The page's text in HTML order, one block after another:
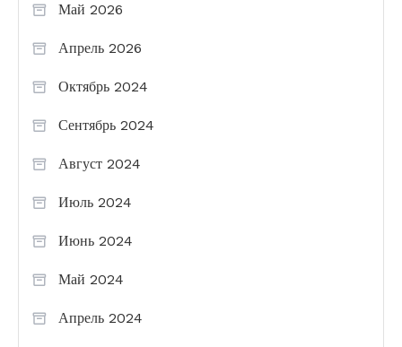
Май 2026
Апрель 2026
Октябрь 2024
Сентябрь 2024
Август 2024
Июль 2024
Июнь 2024
Май 2024
Апрель 2024